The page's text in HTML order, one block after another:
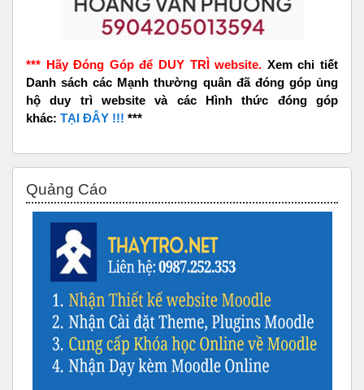
*** Hãy Đóng Góp để DUY TRÌ website. Xem chi tiết
Danh sách các Mạnh thường quân đã đóng góp ủng
hộ duy trì website và các Hình thức đóng góp
khác: TẠI ĐÂY !!! ***
Quảng Cáo